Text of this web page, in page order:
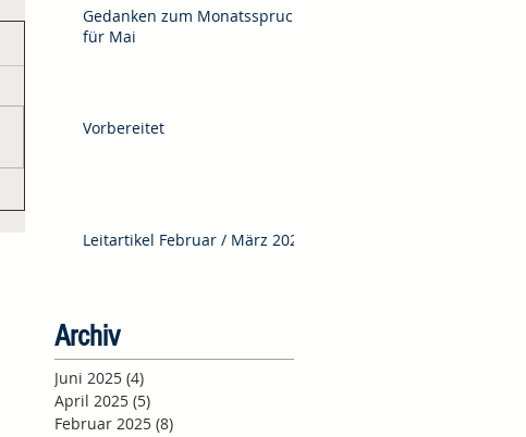
Gedanken zum Monatsspruch
für Mai
Vorbereitet
Leitartikel Februar / März 2025
Archiv
Juni 2025 (4)
April 2025 (5)
Februar 2025 (8)